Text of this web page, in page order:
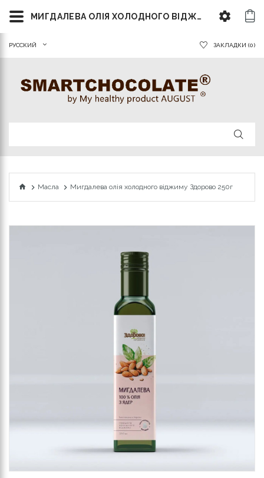
РУССКИЙ ЗАКЛАДКИ (0)
Масла Мигдалева олія холодного віджиму Здорово 250г
МИГДАЛЕВА ОЛІЯ ХОЛОДНОГО ВІДЖИМУ ЗДОРОВО 250Г